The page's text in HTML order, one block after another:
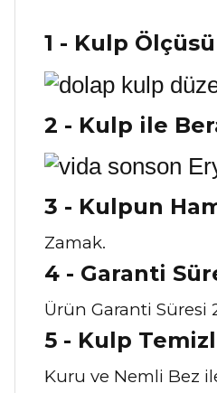
1 - Kulp
2 - Kulp ile
3 - Kulpun
Zamak.
4 - Garanti
Ürün Garanti Süresi 2
5 - Kulp
Kuru ve Nemli Bez